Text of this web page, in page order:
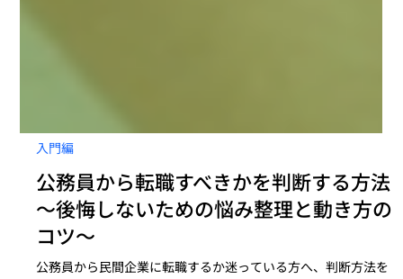
入門編
公務員から転職すべきかを判断する方法
〜後悔しないための悩み整理と動き方の